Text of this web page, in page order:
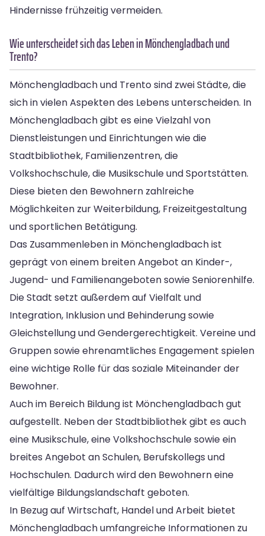
Hindernisse frühzeitig vermeiden.
Wie unterscheidet sich das Leben in Mönchengladbach und
Trento?
Mönchengladbach und Trento sind zwei Städte, die
sich in vielen Aspekten des Lebens unterscheiden. In
Mönchengladbach gibt es eine Vielzahl von
Dienstleistungen und Einrichtungen wie die
Stadtbibliothek, Familienzentren, die
Volkshochschule, die Musikschule und Sportstätten.
Diese bieten den Bewohnern zahlreiche
Möglichkeiten zur Weiterbildung, Freizeitgestaltung
und sportlichen Betätigung.
Das Zusammenleben in Mönchengladbach ist
geprägt von einem breiten Angebot an Kinder-,
Jugend- und Familienangeboten sowie Seniorenhilfe.
Die Stadt setzt außerdem auf Vielfalt und
Integration, Inklusion und Behinderung sowie
Gleichstellung und Gendergerechtigkeit. Vereine und
Gruppen sowie ehrenamtliches Engagement spielen
eine wichtige Rolle für das soziale Miteinander der
Bewohner.
Auch im Bereich Bildung ist Mönchengladbach gut
aufgestellt. Neben der Stadtbibliothek gibt es auch
eine Musikschule, eine Volkshochschule sowie ein
breites Angebot an Schulen, Berufskollegs und
Hochschulen. Dadurch wird den Bewohnern eine
vielfältige Bildungslandschaft geboten.
In Bezug auf Wirtschaft, Handel und Arbeit bietet
Mönchengladbach umfangreiche Informationen zu